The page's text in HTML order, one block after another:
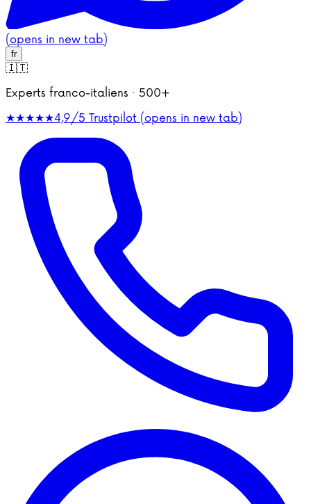
(opens in new tab)
fr
🇮🇹
Experts franco-italiens · 500+
★★★★★4,9/5 Trustpilot (opens in new tab)